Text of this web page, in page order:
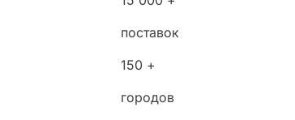
поставок
150 +
городов